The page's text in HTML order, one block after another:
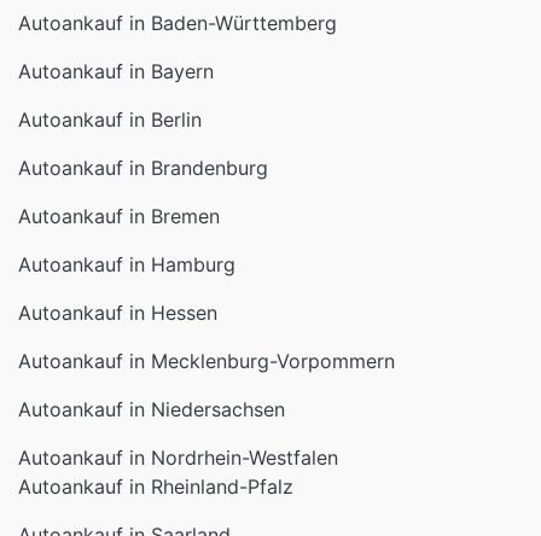
Autoankauf in Baden-Württemberg
Autoankauf in Bayern
Autoankauf in Berlin
Autoankauf in Brandenburg
Autoankauf in Bremen
Autoankauf in Hamburg
Autoankauf in Hessen
Autoankauf in Mecklenburg-Vorpommern
Autoankauf in Niedersachsen
Autoankauf in Nordrhein-Westfalen
Autoankauf in Rheinland-Pfalz